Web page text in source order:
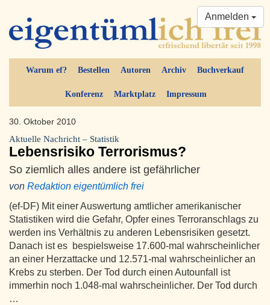
Warum ef? Bestellen Autoren Archiv Buchverkauf
Konferenz Marktplatz Impressum
Anmelden
30. Oktober 2010
Aktuelle Nachricht – Statistik
Lebensrisiko Terrorismus?
So ziemlich alles andere ist gefährlicher
von Redaktion eigentümlich frei
(ef-DF) Mit einer Auswertung amtlicher amerikanischer
Statistiken wird die Gefahr, Opfer eines Terroranschlags zu
werden ins Verhältnis zu anderen Lebensrisiken gesetzt.
Danach ist es bespielsweise 17.600-mal wahrscheinlicher
an einer Herzattacke und 12.571-mal wahrscheinlicher an
Krebs zu sterben. Der Tod durch einen Autounfall ist
immerhin noch 1.048-mal wahrscheinlicher. Der Tod durch
…